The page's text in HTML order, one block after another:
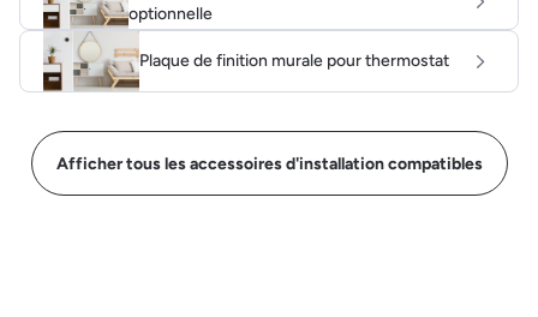
optionnelle
Plaque de finition murale pour thermostat
Afficher tous les accessoires d'installation compatibles